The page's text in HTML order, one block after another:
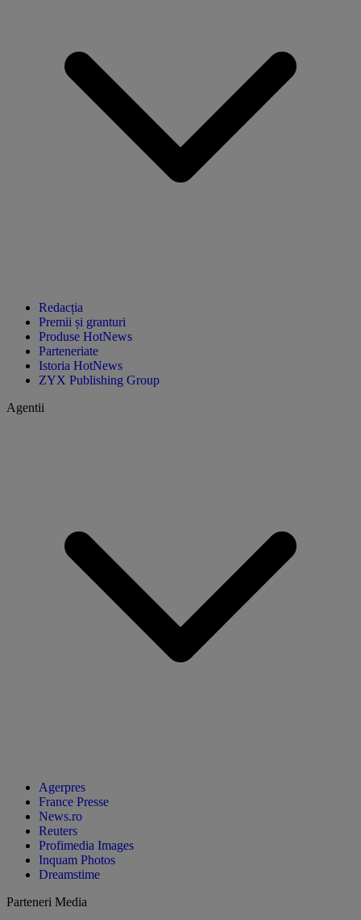
Redacția
Premii și granturi
Produse HotNews
Parteneriate
Istoria HotNews
ZYX Publishing Group
Agentii
Agerpres
France Presse
News.ro
Reuters
Profimedia Images
Inquam Photos
Dreamstime
Parteneri Media